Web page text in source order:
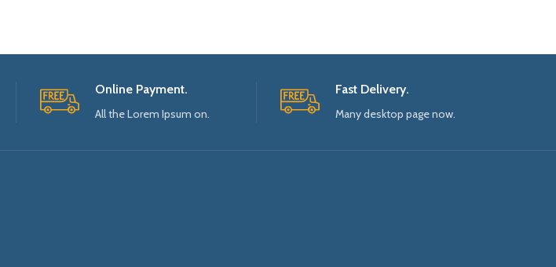
Online Payment.
All the Lorem Ipsum on.
Fast Delivery.
Many desktop page now.